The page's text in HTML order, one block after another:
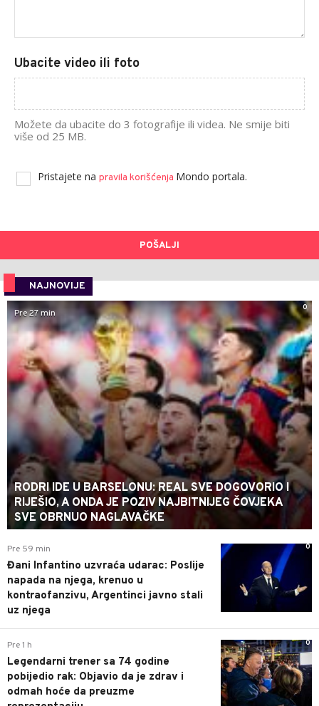
Ubacite video ili foto
Možete da ubacite do 3 fotografije ili videa. Ne smije biti
više od 25 MB.
Pristajete na pravila korišćenja Mondo portala.
POŠALJI
NAJNOVIJE
0
Pre 27 min
RODRI IDE U BARSELONU: REAL SVE DOGOVORIO I
RIJEŠIO, A ONDA JE POZIV NAJBITNIJEG ČOVJEKA
SVE OBRNUO NAGLAVAČKE
0
Pre 59 min
Đani Infantino uzvraća udarac: Poslije
napada na njega, krenuo u
kontraofanzivu, Argentinci javno stali
uz njega
0
Pre 1 h
Legendarni trener sa 74 godine
pobijedio rak: Objavio da je zdrav i
odmah hoće da preuzme